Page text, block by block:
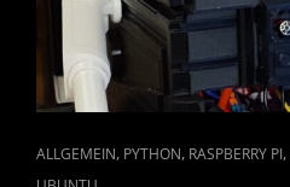
CAT
ALLGEMEIN, PYTHON, RASPBERRY PI,